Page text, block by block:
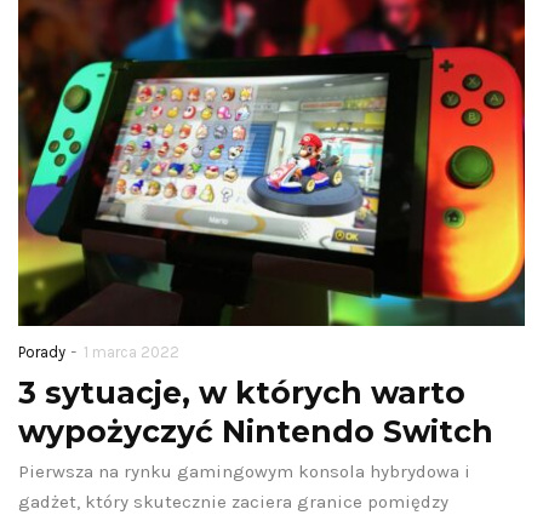
Porady - 1 marca 2022
3 sytuacje, w których warto
wypożyczyć Nintendo Switch
Pierwsza na rynku gamingowym konsola hybrydowa i
gadżet, który skutecznie zaciera granice pomiędzy